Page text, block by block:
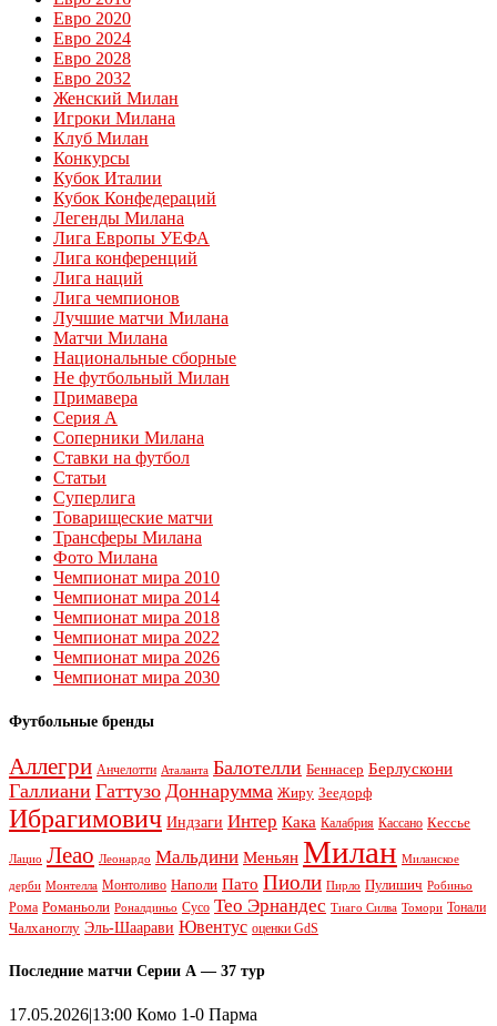
Евро 2020
Евро 2024
Евро 2028
Евро 2032
Женский Милан
Игроки Милана
Клуб Милан
Конкурсы
Кубок Италии
Кубок Конфедераций
Легенды Милана
Лига Европы УЕФА
Лига конференций
Лига наций
Лига чемпионов
Лучшие матчи Милана
Матчи Милана
Национальные сборные
Не футбольный Милан
Примавера
Серия А
Соперники Милана
Ставки на футбол
Статьи
Суперлига
Товарищеские матчи
Трансферы Милана
Фото Милана
Чемпионат мира 2010
Чемпионат мира 2014
Чемпионат мира 2018
Чемпионат мира 2022
Чемпионат мира 2026
Чемпионат мира 2030
Футбольные бренды
Аллегри Анчелотти Аталанта Балотелли Беннасер Берлускони
Галлиани Гаттузо Доннарумма Жиру Зеедорф
Ибрагимович Индзаги Интер Кака Калабрия Кассано Кессье
Лацио Леао Леонардо Мальдини Меньян Милан Миланское
дерби Монтелла Монтоливо Наполи Пато Пиоли Пирло Пулишич Робиньо
Рома Романьоли Роналдиньо Сусо Тео Эрнандес Тиаго Силва Томори Тонали
Чалханоглу Эль-Шаарави Ювентус оценки GdS
Последние матчи Серии А — 37 тур
17.05.2026|13:00 Комо 1-0 Парма